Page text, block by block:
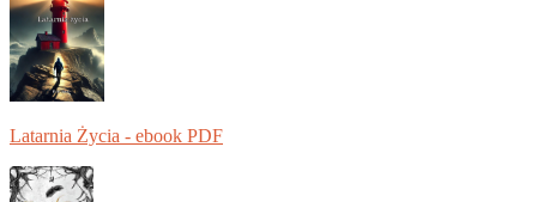
Latarnia Życia - ebook PDF